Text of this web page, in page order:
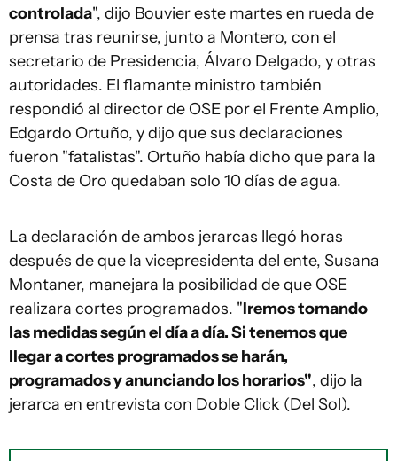
controlada", dijo Bouvier este martes en rueda de
prensa tras reunirse, junto a Montero, con el
secretario de Presidencia, Álvaro Delgado, y otras
autoridades. El flamante ministro también
respondió al director de OSE por el Frente Amplio,
Edgardo Ortuño, y dijo que sus declaraciones
fueron "fatalistas". Ortuño había dicho que para la
Costa de Oro quedaban solo 10 días de agua.
La declaración de ambos jerarcas llegó horas
después de que la vicepresidenta del ente, Susana
Montaner, manejara la posibilidad de que OSE
realizara cortes programados. "Iremos tomando
las medidas según el día a día. Si tenemos que
llegar a cortes programados se harán,
programados y anunciando los horarios", dijo la
jerarca en entrevista con Doble Click (Del Sol).